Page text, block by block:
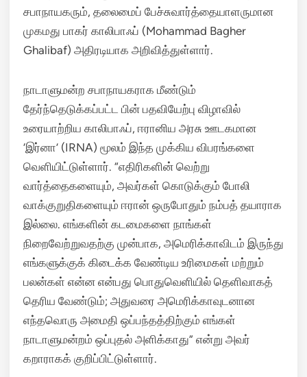
சபாநாயகரும், தலைமைப் பேச்சுவார்த்தையாளருமான
முகமது பாகர் காலிபாஃப் (Mohammad Bagher
Ghalibaf) அதிரடியாக அறிவித்துள்ளார்.
நாடாளுமன்ற சபாநாயகராக மீண்டும்
தேர்ந்தெடுக்கப்பட்ட பின் பதவியேற்பு விழாவில்
உரையாற்றிய காலிபாஃப், ஈரானிய அரசு ஊடகமான
‘இர்னா’ (IRNA) மூலம் இந்த முக்கிய விபரங்களை
வெளியிட்டுள்ளார். “எதிரிகளின் வெற்று
வார்த்தைகளையும், அவர்கள் கொடுக்கும் போலி
வாக்குறுதிகளையும் ஈரான் ஒருபோதும் நம்பத் தயாராக
இல்லை. எங்களின் கடமைகளை நாங்கள்
நிறைவேற்றுவதற்கு முன்பாக, அமெரிக்காவிடம் இருந்து
எங்களுக்குக் கிடைக்க வேண்டிய உரிமைகள் மற்றும்
பலன்கள் என்ன என்பது பொதுவெளியில் தெளிவாகத்
தெரிய வேண்டும்; அதுவரை அமெரிக்காவுடனான
எந்தவொரு அமைதி ஒப்பந்தத்திற்கும் எங்கள்
நாடாளுமன்றம் ஒப்புதல் அளிக்காது” என்று அவர்
கறாராகக் குறிப்பிட்டுள்ளார்.